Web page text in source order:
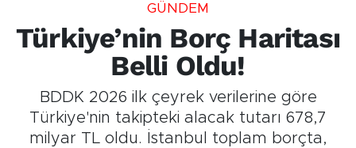
GÜNDEM
Türkiye’nin Borç Haritası
Belli Oldu!
BDDK 2026 ilk çeyrek verilerine göre
Türkiye'nin takipteki alacak tutarı 678,7
milyar TL oldu. İstanbul toplam borçta,